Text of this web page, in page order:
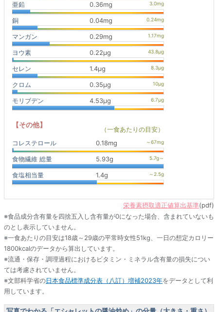
亜鉛 0.36mg
銅 0.04mg
マンガン 0.29mg
ヨウ素 0.22μg
セレン 1.4μg
クロム 0.35μg
モリブデン 4.53μg
【その他】
（一食あたりの目安）
コレステロール
0.18mg
食物繊維 総量 5.93g
食塩相当量 1.4g
栄養素摂取適正値算出基準(pdf)
※食品成分含有量を四捨五入し含有量が0になった場合、含まれていないも
のとし表示していません。
※一食あたりの目安は18歳～29歳の平常時女性51kg、一日の想定カロリー
1800kcalのデータから算出しています。
※流通・保存・調理過程におけるビタミン・ミネラル含有量の損失につい
ては考慮されていません。
※文部科学省の日本食品標準成分表（八訂）増補2023年をデータとして利
用しています。